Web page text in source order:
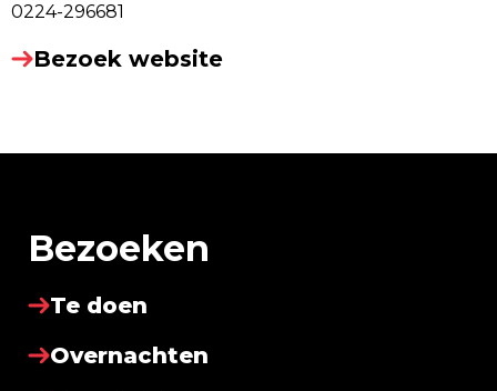
0224-296681
Bezoek website
Bezoeken
Te doen
Overnachten